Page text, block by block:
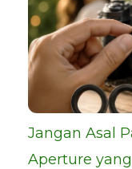
Jangan Asal
Aperture